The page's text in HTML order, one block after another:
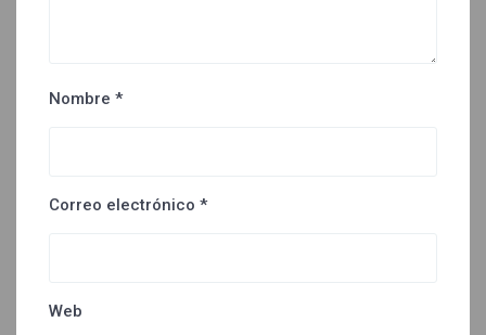
Nombre *
Correo electrónico *
Web